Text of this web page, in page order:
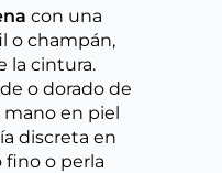
con una
o champán,
la cintura.
o dorado de
en piel
discreta en
fino o perla